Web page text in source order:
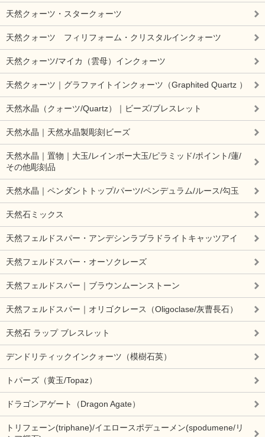
天然クォーツ・スタークォーツ
天然クォーツ フィリフォーム・クリスタルインクォーツ
天然クォーツ/マイカ（雲母）インクォーツ
天然クォーツ｜グラファイトインクォーツ（Graphited Quartz ）
天然水晶（クォーツ/Quartz）｜ビーズ/ブレスレット
天然水晶｜天然水晶製彫刻ビーズ
天然水晶｜置物｜大玉/レインボー大玉/ピラミッド/ポイント/蓮/
その他彫刻品
天然水晶｜ペンダントトップ/パーツ/ペンデュラム/ルース/勾玉
天然石ミックス
天然フェルドスパー・アンデシンラブラドライトキャッツアイ
天然フェルドスパー・オーソクレーズ
天然フェルドスパー｜ブラウンムーンストーン
天然フェルドスパー｜オリゴクレース（Oligoclase/灰曹長石）
天然石 ラップ ブレスレット
デンドリティックインクォーツ（模樹石英）
トパーズ（黄玉/Topaz）
ドラゴンアゲート（Dragon Agate）
トリフェーン(triphane)/イエロースポデューメン(spodumene/リ